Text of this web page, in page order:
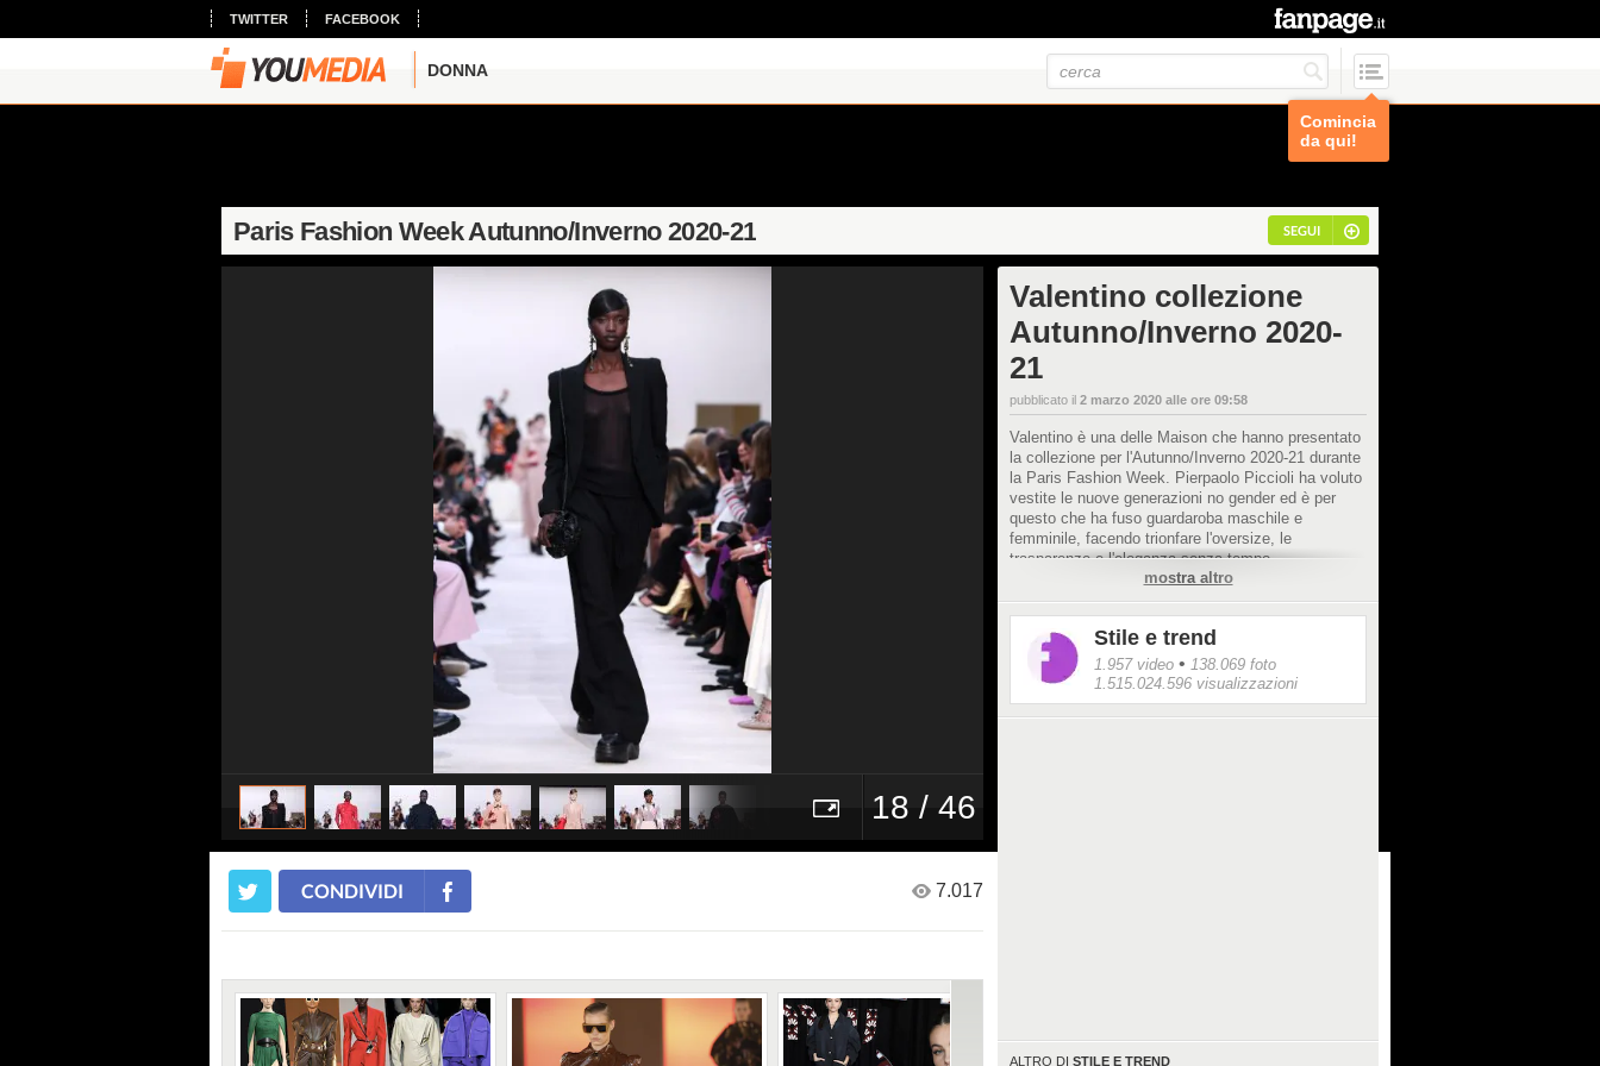
TWITTER FACEBOOK
DONNA
Comincia
da qui!
Paris Fashion Week Autunno/Inverno 2020-21 SEGUI
18 / 46
Valentino collezione
Autunno/Inverno 2020-
21
pubblicato il 2 marzo 2020 alle ore 09:58
Valentino è una delle Maison che hanno presentato
la collezione per l'Autunno/Inverno 2020-21 durante
la Paris Fashion Week. Pierpaolo Piccioli ha voluto
vestite le nuove generazioni no gender ed è per
questo che ha fuso guardaroba maschile e
femminile, facendo trionfare l'oversize, le
trasparenze e l'eleganza senza tempo.
mostra altro
Stile e trend
1.957 video • 138.069 foto
1.515.024.596 visualizzazioni
ALTRO DI STILE E TREND
CONDIVIDI 7.017